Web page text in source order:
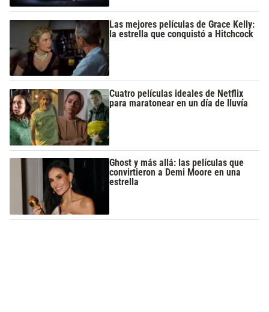
Las mejores películas de Grace Kelly:
la estrella que conquistó a Hitchcock
Cuatro películas ideales de Netflix
para maratonear en un día de lluvía
Ghost y más allá: las películas que
convirtieron a Demi Moore en una
estrella